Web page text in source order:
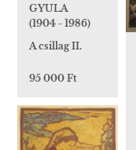
GYULA
(1904 - 1986)
A csillag II.
95 000 Ft